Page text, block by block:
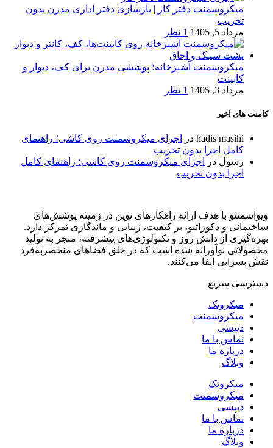
میکروسمنت دفتر کار | بازسازی دفتر اداری مدرن بدون
تخریب
مرداد 5, 1405
1 نظر
میکروسمنت آشپزخانه؛ پوششی مدرن برای کف، دیوار و
کابینت
مرداد 3, 1405
1 نظر
کامنت های اخیر
hadis masihi در
اجرای میکروسمنت روی کاشی؛ راهنمای
کامل اجرا بدون تخریب
رسول در
اجرای میکروسمنت روی کاشی؛ راهنمای کامل
اجرا بدون تخریب
ویواسمنتو با هدف ارائه راهکارهای نوین در زمینه پوشش‌های
ساختمانی و دکوراتیو، بر کیفیت، زیبایی و ماندگاری تمرکز دارد.
بهره‌گیری از دانش روز و تکنولوژی‌های پیشرفته، منجر به تولید
محصولاتی نوآورانه شده است که در خلق فضاهای منحصر‌به‌فرد
نقش بسزایی ایفا می‌کنند.
دسترسی سریع
میکروتک
میکروسمنت
دیپسی
تماس با ما
درباره ما
وبلاگ
میکروتک
میکروسمنت
دیپسی
تماس با ما
درباره ما
وبلاگ